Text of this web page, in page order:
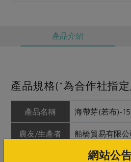
產品介紹
產品規格(*為合作社指
產品名稱 海帶芽(若布)-
農友/生產者 船橋貿易有限公
中國網站公